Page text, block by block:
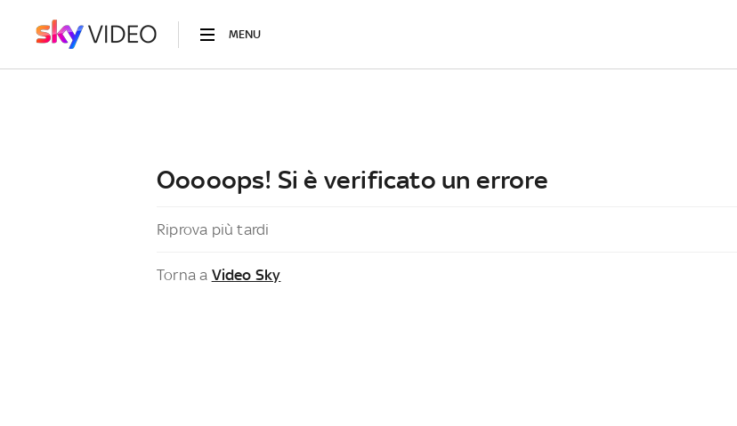
MENU
Ooooops! Si è verificato un errore
Riprova più tardi
Torna a Video Sky